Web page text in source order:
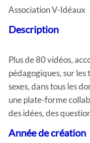
Association V-Idéaux
Description
Plus de 80 vidéos,
pédagogiques, sur
sexes, dans tous les
une plate-forme
des idées, des
Année de création